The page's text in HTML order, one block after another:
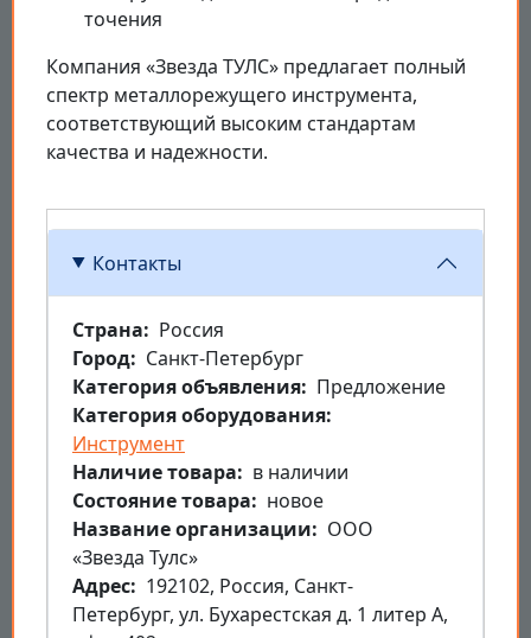
точения
Компания «Звезда ТУЛС» предлагает полный
спектр металлорежущего инструмента,
соответствующий высоким стандартам
качества и надежности.
Контакты
Страна
Россия
Город
Санкт-Петербург
Категория объявления
Предложение
Категория оборудования
Инструмент
Наличие товара
в наличии
Состояние товара
новое
Название организации
ООО
«Звезда Тулс»
Aдрес
192102, Россия, Санкт-
Петербург, ул. Бухарестская д. 1 литер А,